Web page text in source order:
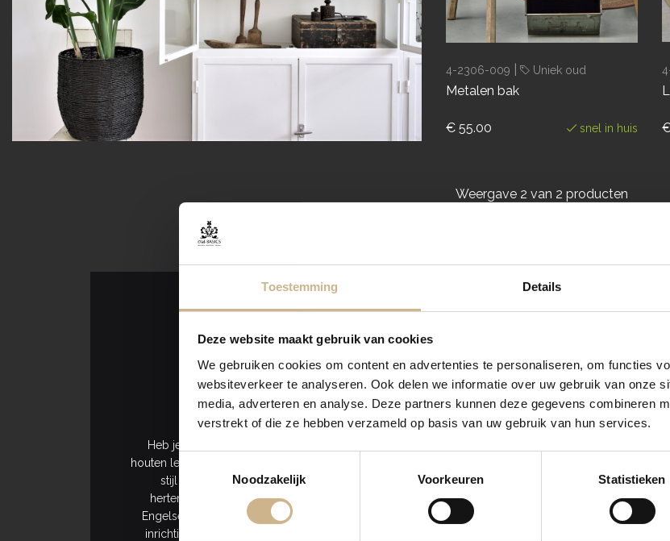
Toestemming Details
Deze website maakt gebruik van cookies
We gebruiken cookies om content en advertenties te personaliseren, om functies
websiteverkeer te analyseren. Ook delen we informatie over uw gebruik van onze
media, adverteren en analyse. Deze partners kunnen deze gegevens combineren
verstrekt of die ze hebben verzameld op basis van uw gebruik van hun services.
Toestemmingsselectie
Noodzakelijk
Voorkeuren Statistieken
4-2306-009 Uniek oud
Metalen bak
€ 55.00 snel in huis
Weergave 2 van 2 producten
Maak je interieur compleet met de unieke vintage, industriële enbrocante
Woonaccessoires in alle
Heb je een stoer, industrieel interieur? Bij OLD BASICS vind je mooie
houten legerkisten, stoere manden en metalen medicijnkistjes. Daarnaast hebben we een ruim aanbod
stijl in huis? Shop dan onze decoratieve brocanteluiken en oude ladders wandrekken en
hertengeweien en leren koffers en andere
woondecoratievoor een ‘cottage’ sfeer. Deze landelijke
Engelse of Franse platte land! Ook (mond geblazen) vazen en oude spuitflessen of rieten manden
inrichting.
gaat ook goed samen met een Scandinavisch